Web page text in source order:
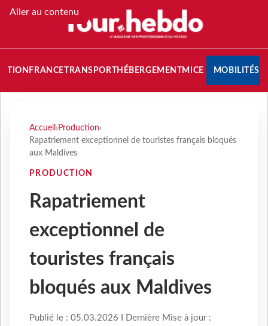
Aller au contenu
FRANCETRANSPORT HÉBERGEMENTMICE MOBILITÉS
Accueil › Production›
Rapatriement exceptionnel de touristes français bloqués
aux Maldives
PRODUCTION
Rapatriement
exceptionnel de
touristes français
bloqués aux Maldives
Publié le : 05.03.2026 I Dernière Mise à jour :